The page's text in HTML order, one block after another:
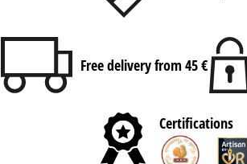
Free delivery from 45 €
Certifications